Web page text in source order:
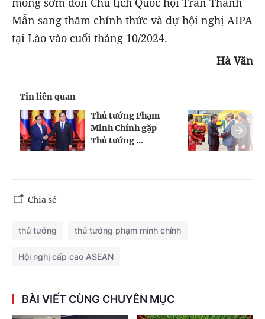
Mẫn sang thăm chính thức và dự hội nghị AIPA
tại Lào vào cuối tháng 10/2024.
Hà Văn
Tin liên quan
Thủ tướng Phạm
Minh Chính gặp
Thủ tướng ...
Chia sẻ
thủ tướng thủ tướng phạm minh chính
Hội nghị cấp cao ASEAN
BÀI VIẾT CÙNG CHUYÊN MỤC